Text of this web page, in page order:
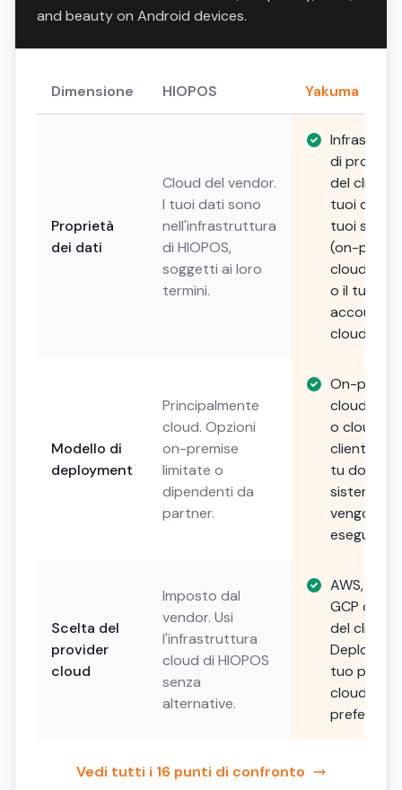
and beauty on Android devices.
Dimensione HIOPOS Yakuma
Proprietà
dei dati
Cloud del vendor.
I tuoi dati sono
nell'infrastruttura
di HIOPOS,
soggetti ai loro
termini.
di
del cliente.
tuoi dati, i
tuoi server
(on-
cloud
o il tuo
account
cloud).
Modello di
deployment
Principalmente
cloud. Opzioni
on-premise
limitate o
dipendenti da
partner.
On-
cloud
o cloud del
cliente.
tu dove i
sistemi
vengono
eseguiti.
Scelta del
provider
cloud
Imposto dal
vendor. Usi
l'infrastruttura
cloud di HIOPOS
senza
alternative.
AWS,
GCP o
del cliente.
Deploya
tuo
cloud
preferito.
Vedi tutti i 16 punti di confronto